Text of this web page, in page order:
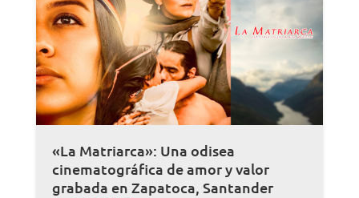
«La Matriarca»: Una odisea
cinematográfica de amor y valor
grabada en Zapatoca, Santander